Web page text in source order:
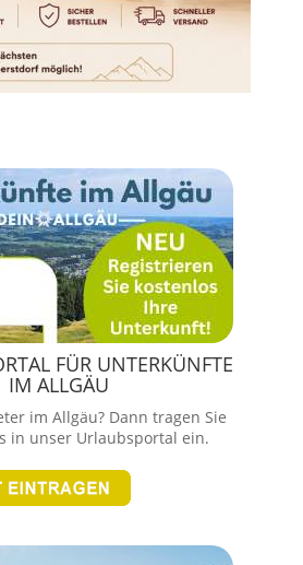
FÜR UNTERKÜNFTE
IM ALLGÄU
im Allgäu? Dann tragen Sie
in unser Urlaubsportal ein.